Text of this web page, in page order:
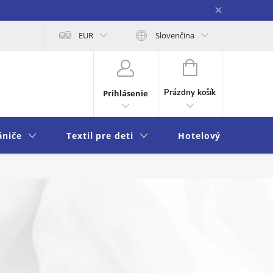
osobných údajov Moja objednávka
EUR Slovenčina
Prihlásenie
NÁKUPNÝ
KOŠÍK
Prázdny košík
Textil pre deti Hotelový textil